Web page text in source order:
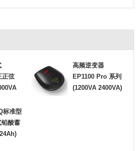
正弦
高频逆变器
EP1100 Pro 系列
(1200VA 2400VA)
标准型
铅酸蓄